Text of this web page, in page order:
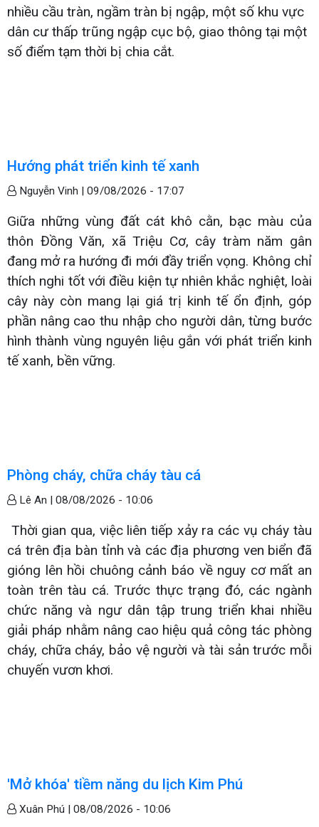
nhiều cầu tràn, ngầm tràn bị ngập, một số khu vực
dân cư thấp trũng ngập cục bộ, giao thông tại một
số điểm tạm thời bị chia cắt.
Hướng phát triển kinh tế xanh
Nguyễn Vinh | 09/08/2026 - 17:07
Giữa những vùng đất cát khô cằn, bạc màu của
thôn Đồng Văn, xã Triệu Cơ, cây tràm năm gân
đang mở ra hướng đi mới đầy triển vọng. Không chỉ
thích nghi tốt với điều kiện tự nhiên khắc nghiệt, loài
cây này còn mang lại giá trị kinh tế ổn định, góp
phần nâng cao thu nhập cho người dân, từng bước
hình thành vùng nguyên liệu gắn với phát triển kinh
tế xanh, bền vững.
Phòng cháy, chữa cháy tàu cá
Lê An | 08/08/2026 - 10:06
Thời gian qua, việc liên tiếp xảy ra các vụ cháy tàu
cá trên địa bàn tỉnh và các địa phương ven biển đã
gióng lên hồi chuông cảnh báo về nguy cơ mất an
toàn trên tàu cá. Trước thực trạng đó, các ngành
chức năng và ngư dân tập trung triển khai nhiều
giải pháp nhằm nâng cao hiệu quả công tác phòng
cháy, chữa cháy, bảo vệ người và tài sản trước mỗi
chuyến vươn khơi.
'Mở khóa' tiềm năng du lịch Kim Phú
Xuân Phú | 08/08/2026 - 10:06